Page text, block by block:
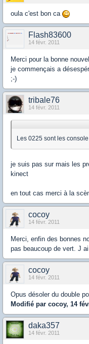
oula c'est bon ca
Flash83600
14 févr. 2011
Merci pour la bonne
je commençais a
;-)
tribale76
14 févr. 2011
Les 0225 sont les
je suis pas sur mais les
kinect
en tout cas merci à la
cocoy
14 févr. 2011
Merci, enfin des bonnes
pas beaucoup de vert. J
cocoy
14 févr. 2011
Opus désoler du double
Modifié par cocoy, 14
daka357
14 févr. 2011